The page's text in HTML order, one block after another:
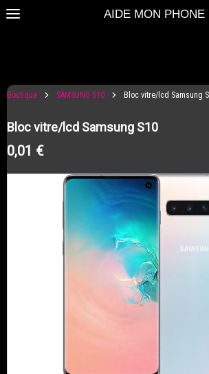
AIDE MON PHONE
Boutique SAMSUNG S10 Bloc vitre/lcd Samsung
Bloc vitre/lcd Samsung S10
0,01 €